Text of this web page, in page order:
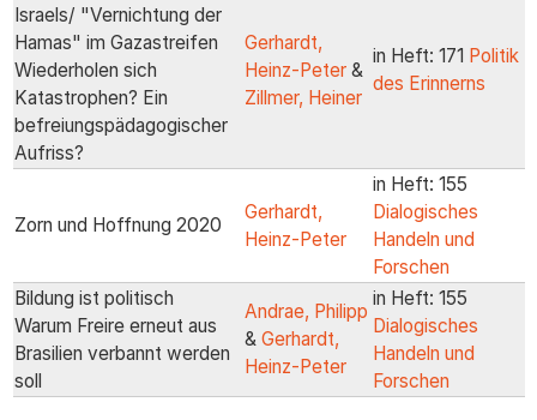
Israels/ "Vernichtung der
Hamas" im Gazastreifen
Wiederholen sich
Katastrophen? Ein
befreiungspädagogischer
Aufriss?
Gerhardt,
Heinz-Peter&
Zillmer, Heiner
in Heft: 171 Politik
des Erinnerns
Zorn und Hoffnung 2020
Gerhardt,
Heinz-Peter
in Heft: 155
Dialogisches
Handeln und
Forschen
Bildung ist politisch
Warum Freire erneut aus
Brasilien verbannt werden
soll
Andrae, Philipp
& Gerhardt,
Heinz-Peter
in Heft: 155
Dialogisches
Handeln und
Forschen